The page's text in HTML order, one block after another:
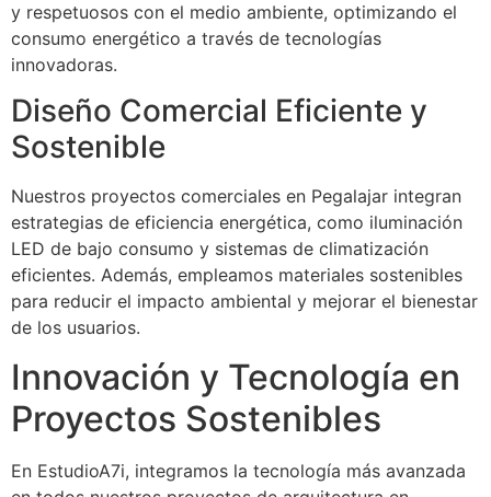
y respetuosos con el medio ambiente, optimizando el
consumo energético a través de tecnologías
innovadoras.
Diseño Comercial Eficiente y
Sostenible
Nuestros proyectos comerciales en Pegalajar integran
estrategias de eficiencia energética, como iluminación
LED de bajo consumo y sistemas de climatización
eficientes. Además, empleamos materiales sostenibles
para reducir el impacto ambiental y mejorar el bienestar
de los usuarios.
Innovación y Tecnología en
Proyectos Sostenibles
En EstudioA7i, integramos la tecnología más avanzada